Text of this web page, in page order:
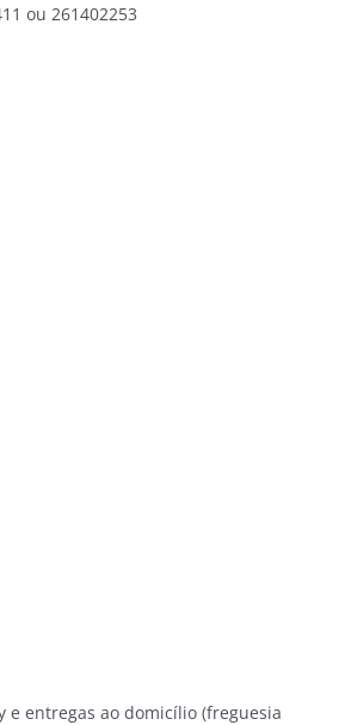
ou 261402253
e entregas ao domicílio (freguesia